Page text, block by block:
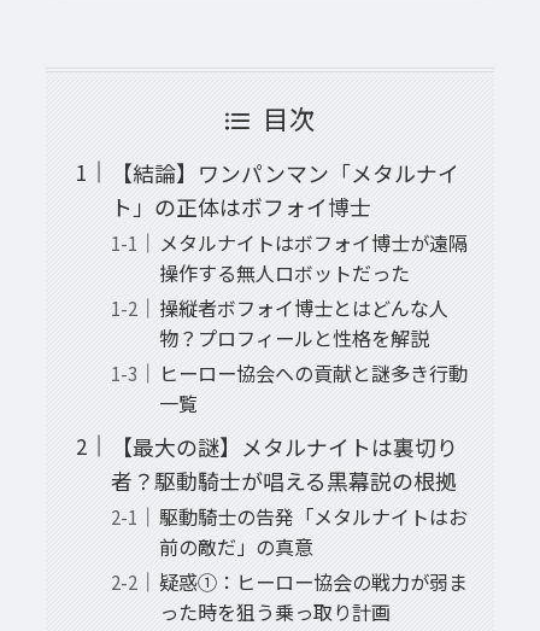
目次
【結論】ワンパンマン「メタルナイ
ト」の正体はボフォイ博士
メタルナイトはボフォイ博士が遠隔
操作する無人ロボットだった
操縦者ボフォイ博士とはどんな人
物？プロフィールと性格を解説
ヒーロー協会への貢献と謎多き行動
一覧
【最大の謎】メタルナイトは裏切り
者？駆動騎士が唱える黒幕説の根拠
駆動騎士の告発「メタルナイトはお
前の敵だ」の真意
疑惑①：ヒーロー協会の戦力が弱ま
った時を狙う乗っ取り計画